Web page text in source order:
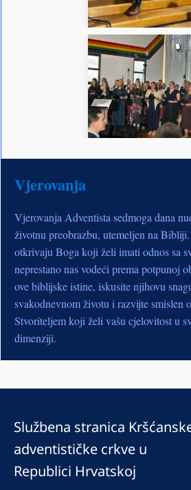
Vjerovanja
Vjerovanja Adventista sedmoga dana
životnu preobrazbu, utemeljen na
otkrivaju Boga koji želi imati odnos sa
neprestano nas vodeći prema potpunoj
ove biblijske istine, iskusite njihovu
svakodnevnom životu i razvijte smislen
Stvoriteljem koji želi vašu cjelovitost u
dimenziji.
Službena stranica
adventističke crkve u
Republici Hrvatskoj